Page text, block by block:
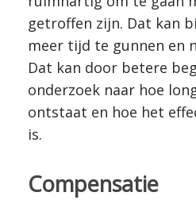
getroffen zijn. Dat kan
meer tijd te gunnen en
Dat kan door betere
onderzoek naar hoe
ontstaat en hoe het
is.
Compensatie